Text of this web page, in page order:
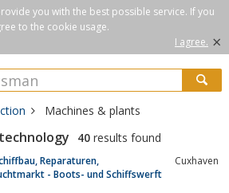
you with the best possible service. If you
to the cookie usage.
I agree. ×
Machines & plants
40 results found
Reparaturen,
- Boots- und Schiffswerft
Cuxhaven